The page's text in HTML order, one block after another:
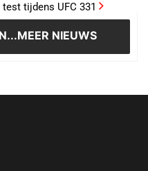
tijdens UFC 331
NIEUWS